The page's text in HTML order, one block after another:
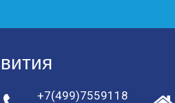
+7(499)7559118